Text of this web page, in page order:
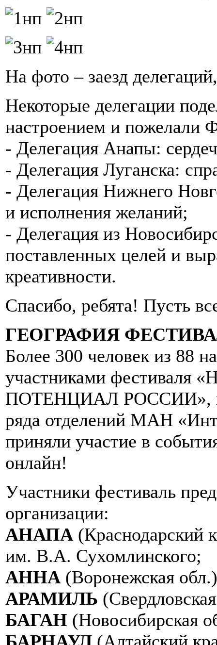
На фото – заезд
Некоторые делегации
настроением и пожелали
- Делегация Анапы:
- Делегация Луганска:
- Делегация Нижнего
и исполнения желаний;
- Делегация из
поставленных целей и
креативности.
Спасибо, ребята! Пусть
ГЕОГРАФИЯ
Более 300 человек из 88
участниками
ПОТЕНЦИАЛ РОССИИ», в
ряда отделений МАН
приняли участие в
онлайн!
Участники фестиваль
организации:
АНАПА (Краснодарский
им. В.А. Сухомлинского;
АННА (Воронежская
АРАМИЛЬ
БАГАН (Новосибирская